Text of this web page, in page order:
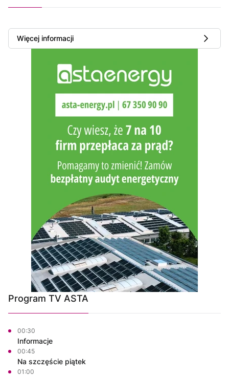
Więcej informacji
Program TV ASTA
00:30
Informacje
00:45
Na szczęście piątek
01:00